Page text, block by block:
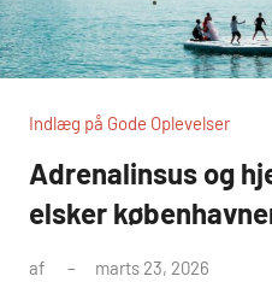
Indlæg på Gode Oplevelser
Adrenalinsus og
elsker
af marts 23, 2026